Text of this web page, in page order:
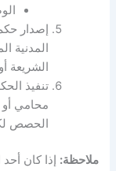
إصدار
المدنية
الشريعة
تنفيذ
محامي أو
الحصص
ملاحظة: إذا كان